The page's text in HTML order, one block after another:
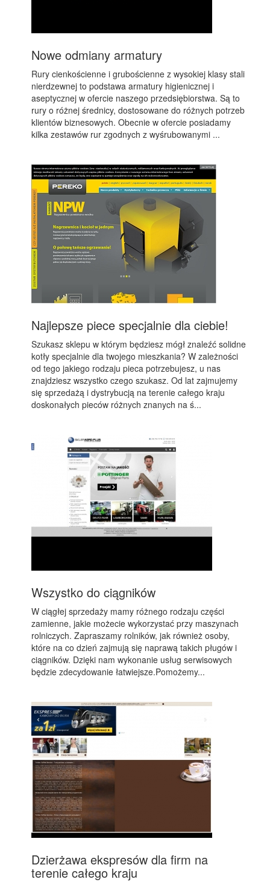
Nowe odmiany armatury
Rury cienkościenne i grubościenne z wysokiej klasy stali
nierdzewnej to podstawa armatury higienicznej i
aseptycznej w ofercie naszego przedsiębiorstwa. Są to
rury o różnej średnicy, dostosowane do różnych potrzeb
klientów biznesowych. Obecnie w ofercie posiadamy
kilka zestawów rur zgodnych z wyśrubowanymi ...
Najlepsze piece specjalnie dla ciebie!
Szukasz sklepu w którym będziesz mógł znaleźć solidne
kotły specjalnie dla twojego mieszkania? W zależności
od tego jakiego rodzaju pieca potrzebujesz, u nas
znajdziesz wszystko czego szukasz. Od lat zajmujemy
się sprzedażą i dystrybucją na terenie całego kraju
doskonałych pieców różnych znanych na ś...
Wszystko do ciągników
W ciągłej sprzedaży mamy różnego rodzaju części
zamienne, jakie możecie wykorzystać przy maszynach
rolniczych. Zapraszamy rolników, jak również osoby,
które na co dzień zajmują się naprawą takich pługów i
ciągników. Dzięki nam wykonanie usług serwisowych
będzie zdecydowanie łatwiejsze.Pomożemy...
Dzierżawa ekspresów dla firm na
terenie całego kraju